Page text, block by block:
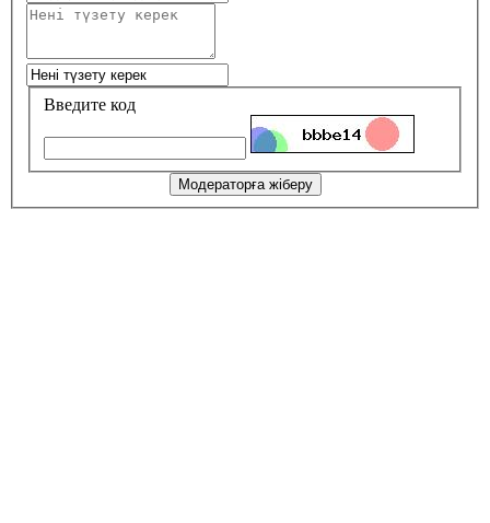
Введите код
Модераторға жіберу